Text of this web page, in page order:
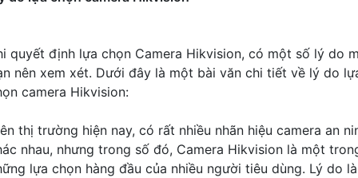
quyết định lựa chọn Camera Hikvision, có một số lý do
nên xem xét. Dưới đây là một bài văn chi tiết về lý do
camera Hikvision:
thị trường hiện nay, có rất nhiều nhãn hiệu camera an
nhau, nhưng trong số đó, Camera Hikvision là một
lựa chọn hàng đầu của nhiều người tiêu dùng. Lý do là